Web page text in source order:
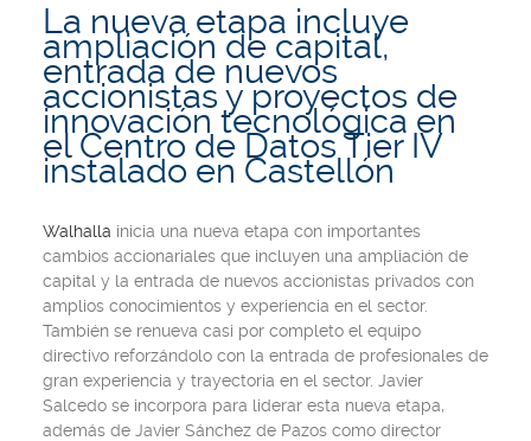
La nueva etapa incluye
ampliación de capital,
entrada de nuevos
accionistas y proyectos de
innovación tecnológica en
el Centro de Datos Tier IV
instalado en Castellón
Walhalla inicia una nueva etapa con importantes
cambios accionariales que incluyen una ampliación de
capital y la entrada de nuevos accionistas privados con
amplios conocimientos y experiencia en el sector.
También se renueva casi por completo el equipo
directivo reforzándolo con la entrada de profesionales de
gran experiencia y trayectoria en el sector. Javier
Salcedo se incorpora para liderar esta nueva etapa,
además de Javier Sánchez de Pazos como director